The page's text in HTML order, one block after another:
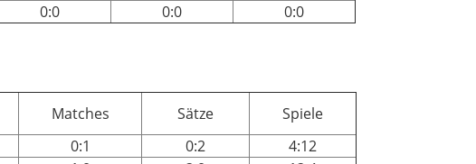
0:0 0:0 0:0
Matches Sätze
Spiele
0:1 0:2
4:12